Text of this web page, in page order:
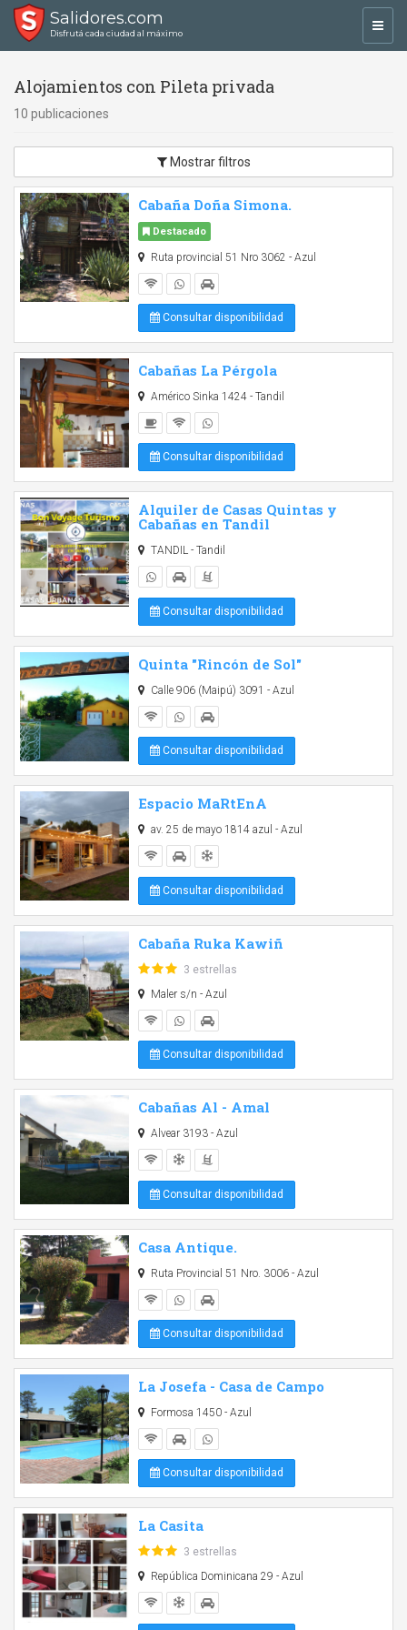
Salidores.com
Disfrutá cada ciudad al máximo
Alojamientos con Pileta privada
10 publicaciones
Mostrar filtros
Cabaña Doña Simona.
Destacado
Ruta provincial 51 Nro 3062 - Azul
Consultar disponibilidad
Cabañas La Pérgola
Américo Sinka 1424 - Tandil
Consultar disponibilidad
Alquiler de Casas Quintas y
Cabañas en Tandil
TANDIL - Tandil
Consultar disponibilidad
Quinta "Rincón de Sol"
Calle 906 (Maipú) 3091 - Azul
Consultar disponibilidad
Espacio MaRtEnA
av. 25 de mayo 1814 azul - Azul
Consultar disponibilidad
Cabaña Ruka Kawiñ
3 estrellas
Maler s/n - Azul
Consultar disponibilidad
Cabañas Al - Amal
Alvear 3193 - Azul
Consultar disponibilidad
Casa Antique.
Ruta Provincial 51 Nro. 3006 - Azul
Consultar disponibilidad
La Josefa - Casa de Campo
Formosa 1450 - Azul
Consultar disponibilidad
La Casita
3 estrellas
República Dominicana 29 - Azul